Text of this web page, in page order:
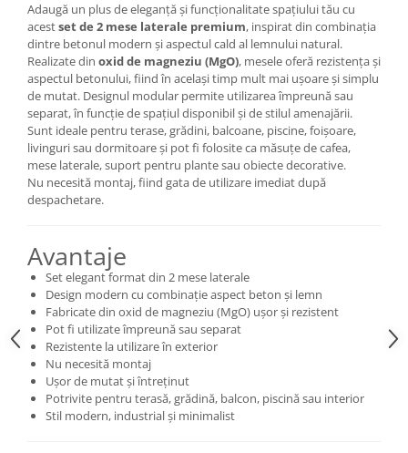
Adaugă un plus de eleganță și funcționalitate spațiului tău cu
acestset de 2 mese laterale premium, inspirat din combinația
dintre betonul modern și aspectul cald al lemnului natural.
Realizate din oxid de magneziu (MgO), mesele oferă rezistența și
aspectul betonului, fiind în același timp mult mai ușoare și simplu
de mutat. Designul modular permite utilizarea împreună sau
separat, în funcție de spațiul disponibil și de stilul amenajării.
Sunt ideale pentru terase, grădini, balcoane, piscine, foișoare,
livinguri sau dormitoare și pot fi folosite ca măsuțe de cafea,
mese laterale, suport pentru plante sau obiecte decorative.
Nu necesită montaj, fiind gata de utilizare imediat după
despachetare.
Avantaje
Set elegant format din 2 mese laterale
Design modern cu combinație aspect beton și lemn
Fabricate din oxid de magneziu (MgO) ușor și rezistent
Pot fi utilizate împreună sau separat
Rezistente la utilizare în exterior
Nu necesită montaj
Ușor de mutat și întreținut
Potrivite pentru terasă, grădină, balcon, piscină sau interior
Stil modern, industrial și minimalist